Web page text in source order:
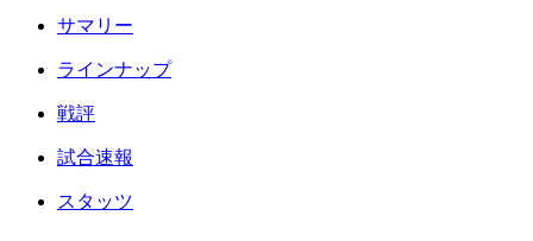
サマリー
ラインナップ
戦評
試合速報
スタッツ